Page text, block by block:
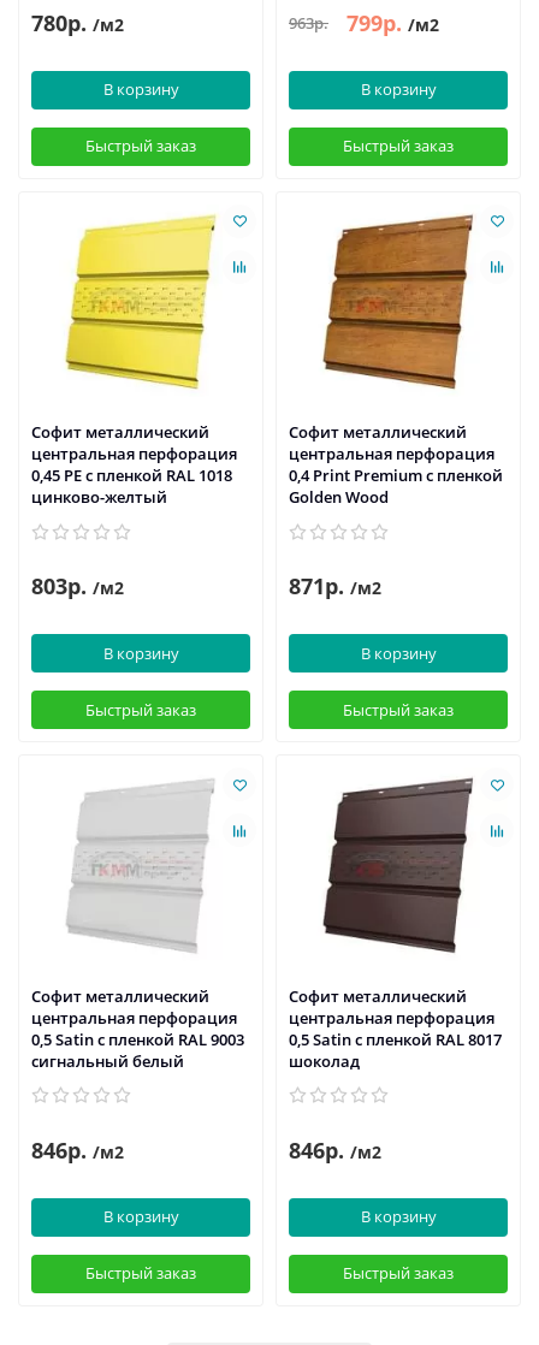
780р. /м2
В корзину
Быстрый заказ
963р. 799р. /м2
В корзину
Быстрый заказ
Софит металлический
центральная перфорация
0,45 PE с пленкой RAL 1018
цинково-желтый
803р. /м2
В корзину
Быстрый заказ
Софит металлический
центральная перфорация
0,4 Print Premium с пленкой
Golden Wood
871р. /м2
В корзину
Быстрый заказ
Софит металлический
центральная перфорация
0,5 Satin с пленкой RAL 9003
сигнальный белый
846р. /м2
В корзину
Быстрый заказ
Софит металлический
центральная перфорация
0,5 Satin с пленкой RAL 8017
шоколад
846р. /м2
В корзину
Быстрый заказ